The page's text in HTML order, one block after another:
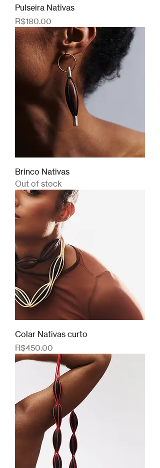
Pulseira Nativas
Price
R$180.00
Brinco Nativas
Out of stock
Colar Nativas curto
Price
R$450.00